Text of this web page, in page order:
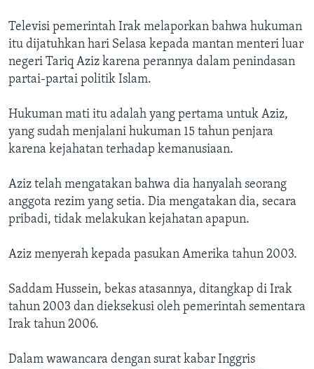
Televisi pemerintah Irak melaporkan bahwa hukuman
itu dijatuhkan hari Selasa kepada mantan menteri luar
negeri Tariq Aziz karena perannya dalam penindasan
partai-partai politik Islam.
Hukuman mati itu adalah yang pertama untuk Aziz,
yang sudah menjalani hukuman 15 tahun penjara
karena kejahatan terhadap kemanusiaan.
Aziz telah mengatakan bahwa dia hanyalah seorang
anggota rezim yang setia. Dia mengatakan dia, secara
pribadi, tidak melakukan kejahatan apapun.
Aziz menyerah kepada pasukan Amerika tahun 2003.
Saddam Hussein, bekas atasannya, ditangkap di Irak
tahun 2003 dan dieksekusi oleh pemerintah sementara
Irak tahun 2006.
Dalam wawancara dengan surat kabar Inggris